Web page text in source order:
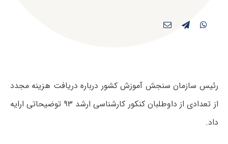
رئیس سازمان سنجش آموزش کشور درباره دریافت هزینه مجدد
از تعدادی از داوطلبان کنکور کارشناسی ارشد ۹۳ توضیحاتی ارایه
داد.